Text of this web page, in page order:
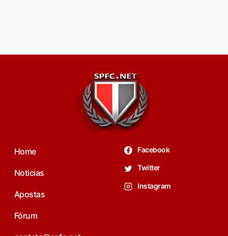
Home
Noticias
Apostas
Fórum
Facebook
Twitter
Instagram